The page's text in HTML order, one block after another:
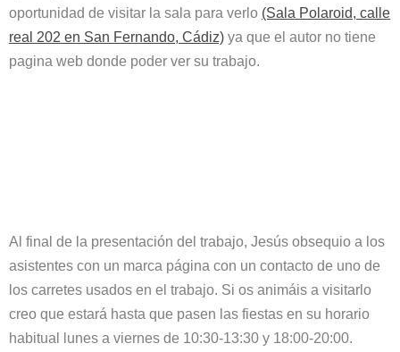
oportunidad de visitar la sala para verlo (Sala Polaroid, calle
real 202 en San Fernando, Cádiz) ya que el autor no tiene
pagina web donde poder ver su trabajo.
Al final de la presentación del trabajo, Jesús obsequio a los
asistentes con un marca página con un contacto de uno de
los carretes usados en el trabajo. Si os animáis a visitarlo
creo que estará hasta que pasen las fiestas en su horario
habitual lunes a viernes de 10:30-13:30 y 18:00-20:00.